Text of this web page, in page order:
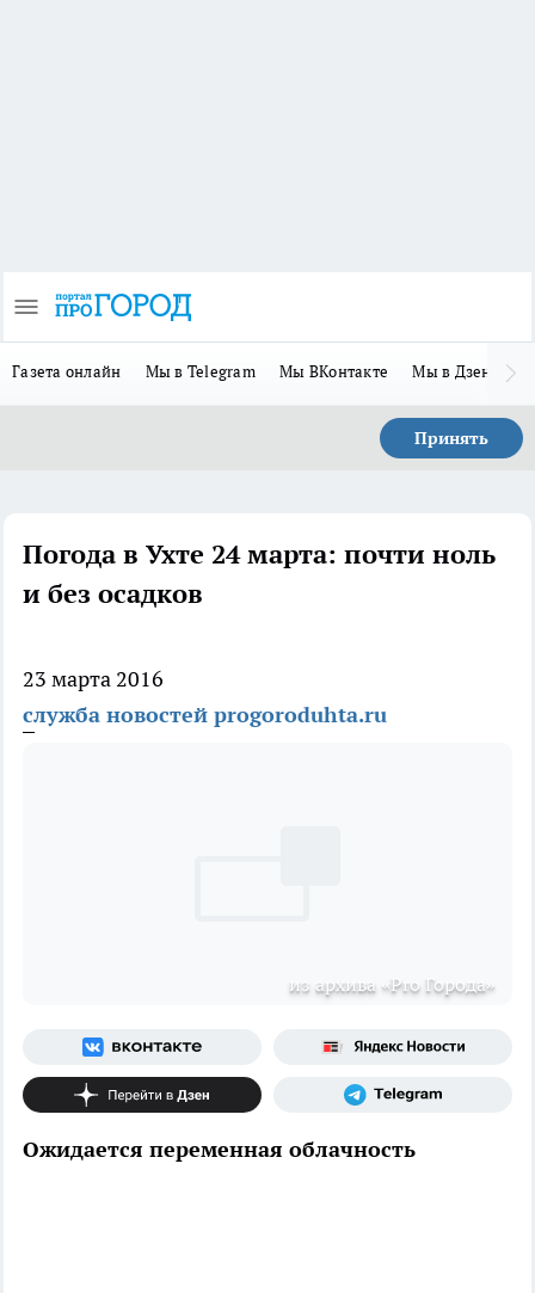
Газета онлайн Мы в Telegram Мы ВКонтакте Мы в Дзене
Принять
Погода в Ухте 24 марта: почти ноль
и без осадков
23 марта 2016
служба новостей progoroduhta.ru
из архива «Pro Города»
Ожидается переменная облачность